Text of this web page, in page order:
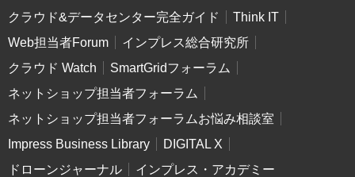
クラウド&データセンター完全ガイド
Think IT
Web担当者Forum
インプレス総合研究所
クラウド Watch
SmartGridフォーラム
ネットショップ担当者フォーラム
ネットショップ担当者フォーラムお悩み相談室
Impress Business Library
DIGITAL X
ドローンジャーナル
インプレス・アカデミー